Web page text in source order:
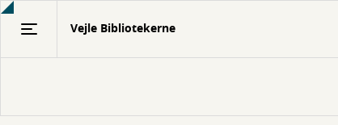
Gå
Vejle Bibliotekerne